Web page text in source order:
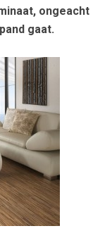
ongeacht
gaat.